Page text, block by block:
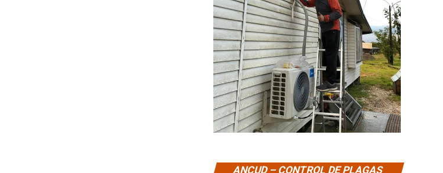
ANCUD – CONTROL DE PLAGAS